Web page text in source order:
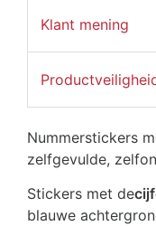
Klant mening
Nummerstickers
zelfgevulde,
Stickers met de
blauwe